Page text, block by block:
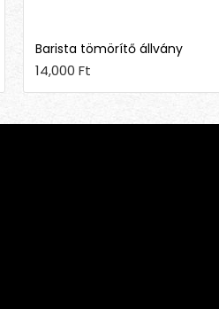
Barista tömörítő állvány
14,000 Ft